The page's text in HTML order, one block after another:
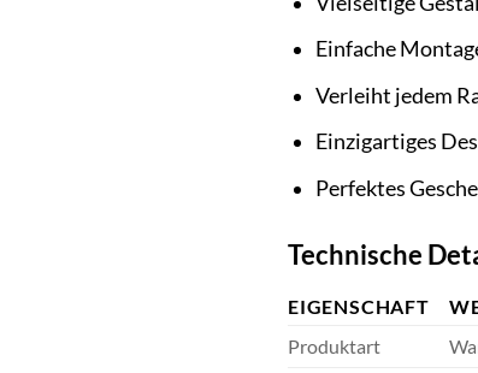
Einfache
Verleiht jedem
Einzigartiges
Perfektes
Technische
EIGENSCHAFT
Produktart